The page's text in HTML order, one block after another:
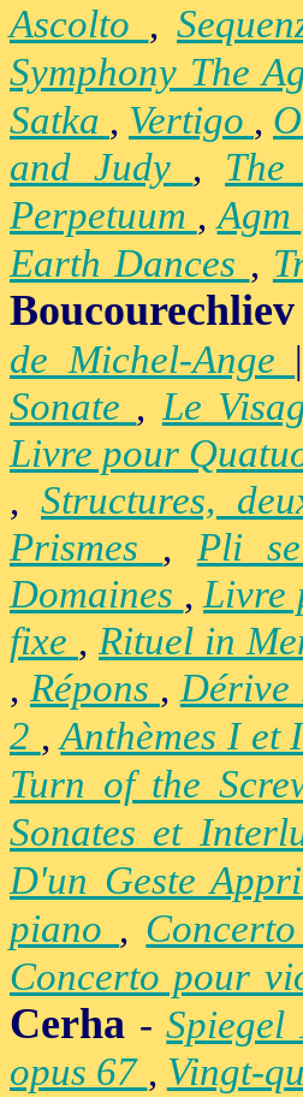
Ascolto ,
Symphony The
Satka , Vertigo ,
and Judy ,
Perpetuum ,Agm
Earth Dances ,
Boucourechliev
de Michel-Ange |
Sonate ,Le
Livre pour
, Structures,
Prismes , Pli
Domaines ,Livre
fixe , Rituel in
, Répons ,Dérive
2 ,Anthèmes I et
Turn of the
Sonates et
D'un Geste
piano ,
Concerto pour
Cerha -
opus 67 , Vingt-